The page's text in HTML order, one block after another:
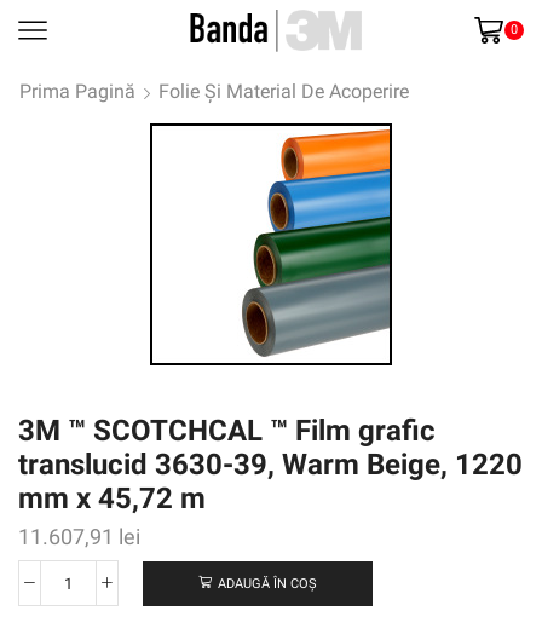
0
Prima Pagină Folie Și Material De Acoperire
3M ™ SCOTCHCAL ™ Film grafic
translucid 3630-39, Warm Beige, 1220
mm x 45,72 m
11.607,91 lei
Cantitate
ADAUGĂ ÎN COȘ